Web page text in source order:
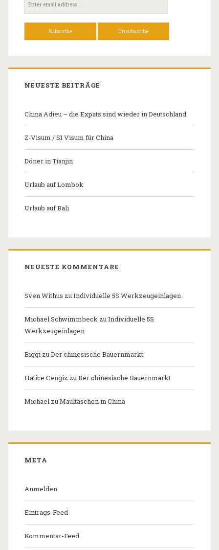
NEUESTE BEITRÄGE
China Adieu – die Expats sind wieder in Deutschland
Z-Visum / S1 Visum für China
Döner in Tianjin
Urlaub auf Lombok
Urlaub auf Bali
NEUESTE KOMMENTARE
Sven Withus zuIndividuelle 5S Werkzeugeinlagen
Michael SchwimmbeckzuIndividuelle 5S
Werkzeugeinlagen
BiggizuDer chinesische Bauernmarkt
Hatice Cengiz zuDer chinesische Bauernmarkt
MichaelzuMaultaschen in China
META
Anmelden
Eintrags-Feed
Kommentar-Feed